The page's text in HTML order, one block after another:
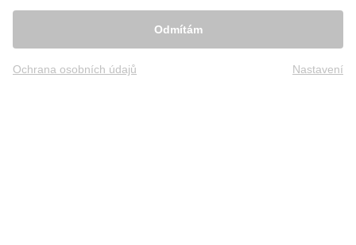
Odmítám
Ochrana osobních údajů Nastavení